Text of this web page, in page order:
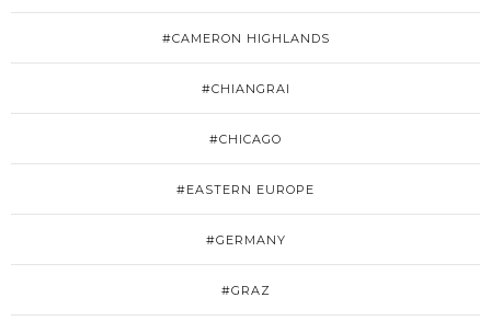
#CAMERON HIGHLANDS
#CHIANGRAI
#CHICAGO
#EASTERN EUROPE
#GERMANY
#GRAZ